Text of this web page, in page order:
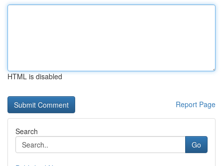
HTML is disabled
Report Page
Search
Go